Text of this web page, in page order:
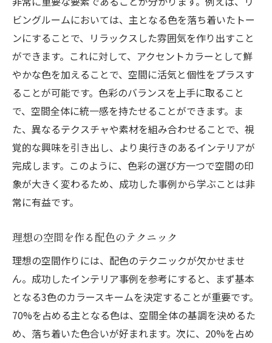
ビングルームにおいては、主となる色を落ち着いたトー
ンにすることで、リラックスした雰囲気を作り出すこと
ができます。これに対して、アクセントカラーとして鮮
やかな色を加えることで、空間に活気と個性をプラスす
ることが可能です。色彩のバランスを上手に取ること
で、空間全体に統一感を持たせることができます。ま
た、異なるテクスチャや素材を組み合わせることで、視
覚的な興味を引き出し、より奥行きのあるインテリアが
完成します。このように、色彩の選び方一つで空間の印
象が大きく変わるため、成功した事例から学ぶことは非
常に有益です。
理想の空間を作る配色のテクニック
理想の空間作りには、配色のテクニックが欠かせませ
ん。成功したインテリア事例を参考にすると、まず基本
となる3色のカラースキームを決定することが重要です。
70%を占める主となる色は、空間全体の基調を決めるた
め、落ち着いた色合いが好まれます。次に、20%を占め